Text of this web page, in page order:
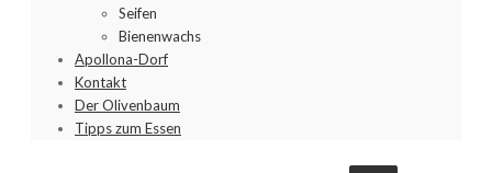
Seifen
Bienenwachs
Apollona-Dorf
Kontakt
Der Olivenbaum
Tipps zum Essen